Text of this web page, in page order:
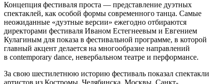
Концепция фестиваля проста — представление дуэтных
спектаклей, как особой формы современного танца. Самые
неожиданные «дуэтные версии» ежегодно отбираются
директорами фестиваля Иваном Естегнеевым и Евгением
Кулагиным для показа в фестивальной программе, в которой
главный акцент делается на многообразие направлений
в contemporary dance, невербальном театре и перформансе.
За свою шестилетнюю историю фестиваль показал спектакли